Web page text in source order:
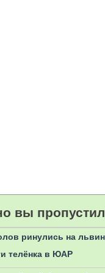
вы
ринулись на
телёнка в ЮАР